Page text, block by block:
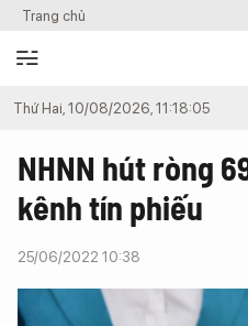
Trang chủ
Thứ Hai, 10/08/2026, 11:18:05
NHNN hút ròng
kênh tín phiếu
25/06/2022 10:38